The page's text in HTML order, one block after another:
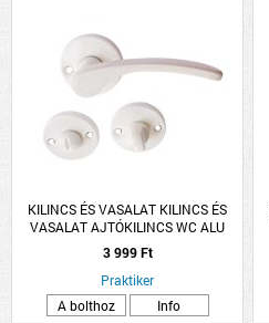
KILINCS ÉS VASALAT KILINCS ÉS
VASALAT AJTÓKILINCS WC ALU
FEHÉR LANA ROZETTÁS
3 999 Ft
Praktiker
A bolthoz
Info